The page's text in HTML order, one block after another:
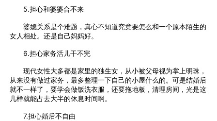
5.担心和婆婆合不来
婆媳关系是个难题，真心不知道究竟要怎么和一个原本陌生的
女人相处。还是自己妈妈好。
6.担心家务活儿干不完
现代女性大多都是家里的独生女，从小被父母视为掌上明珠，
从来没有做过家务，最多整理一下自己的小屋什么的。可是结婚后
就不一样了，要学会做饭洗衣服，还要拖地板，清理房间，光是这
几样就能占去大半的休息时间啊。
7.担心婚后不自由